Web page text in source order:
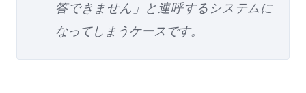
答できません」と連呼するシステムに
なってしまうケースです。